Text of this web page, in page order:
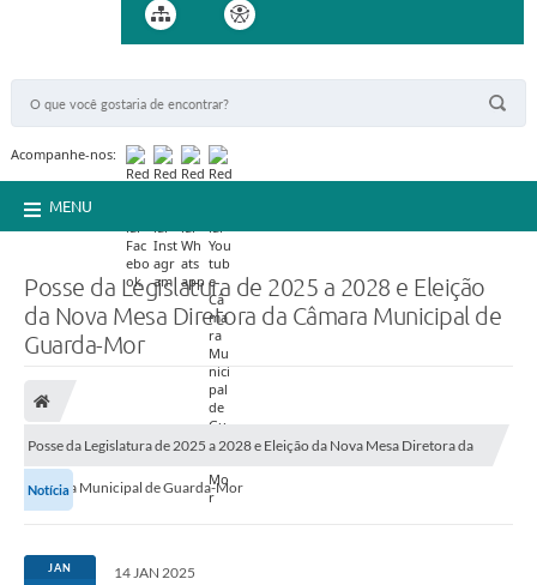
Acompanhe-nos:
MENU
Posse da Legislatura de 2025 a 2028 e Eleição
da Nova Mesa Diretora da Câmara Municipal de
Guarda-Mor
Posse da Legislatura de 2025 a 2028 e Eleição da Nova Mesa Diretora da
Câmara Municipal de Guarda-Mor
Notícia
JAN 14 JAN 2025